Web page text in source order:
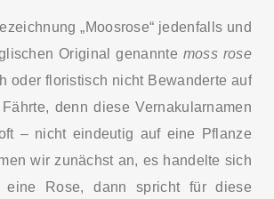
„Moosrose“ jedenfalls und
Original genannte moss rose
oder floristisch nicht Bewanderte auf
denn diese Vernakularnamen
– nicht eindeutig auf eine Pflanze
wir zunächst an, es handelte sich
eine Rose, dann spricht für diese